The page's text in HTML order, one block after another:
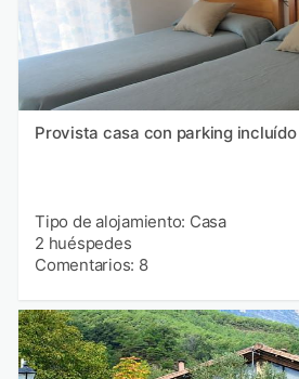
Provista casa con parking incluído
Tipo de alojamiento: Casa
2 huéspedes
Comentarios: 8